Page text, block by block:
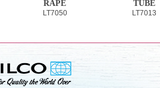
RAPE
LT7050
TUBE
LT7013